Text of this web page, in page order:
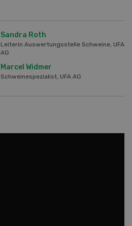
Sandra Roth
Leiterin Auswertungsstelle Schweine, UFA
AG
Marcel Widmer
Schweinespezialist, UFA AG